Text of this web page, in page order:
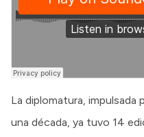
La diplomatura, impulsada
una década, ya tuvo 14